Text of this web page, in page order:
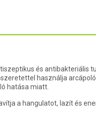
és antibakteriális
használja
hatása miatt.
a hangulatot, lazít és